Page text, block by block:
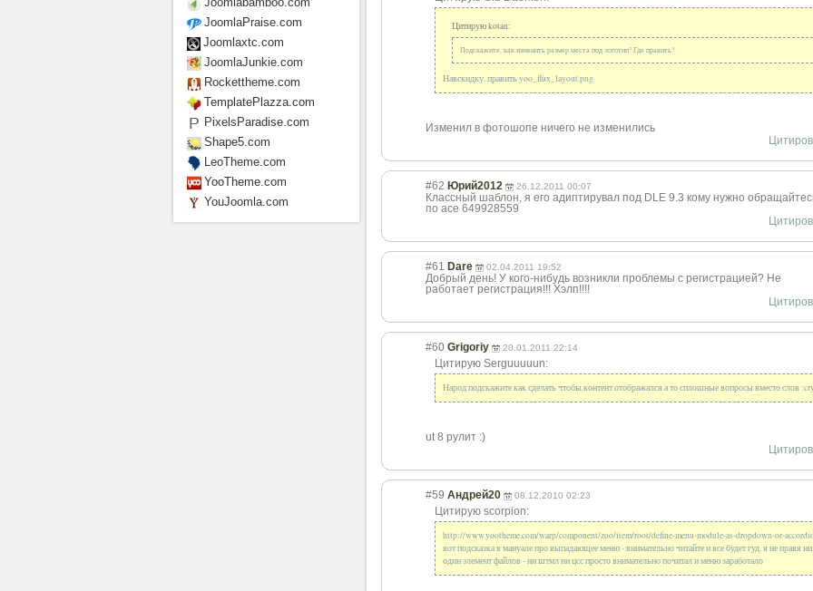
Цитирую kotan:
Подскажите, как изменить размер места под логотип? Где править?
Навскидку, править yoo_flux_layout.png
Изменил в фотошопе ничего не изменились
#62 Юрий2012 26.12.2011 00:07
Классный шаблон, я его адиптирувал под DLE 9.3 кому нужно
по асе 649928559
#61 Dare 02.04.2011 19:52
Добрый день! У кого-нибудь возникли проблемы с регистрацией? Не
работает регистрация!!! Хэлп!!!!
#60 Grigoriy 20.01.2011 22:14
Цитирую Serguuuuun:
Народ подскажите как сделать чтобы контент отображался а то сплошные вопросы вместо слов
ut 8 рулит :)
#59 Андрей20 08.12.2010 02:23
Цитирую scorpion:
http://www.yootheme.com/warp/component/zoo/item/root/define-menu-module-as-dropdown-or-
вот подсказка в мануале про выпадающее меню - внимательно читайте и все будет гуд. я не правя ни
один элемент файлов - ни штмл ни цсс просто внимательно почитал и меню заработало
JoomlaPraise.com
Joomlaxtc.com
JoomlaJunkie.com
Rockettheme.com
TemplatePlazza.com
PixelsParadise.com
Shape5.com
LeoTheme.com
YooTheme.com
YouJoomla.com